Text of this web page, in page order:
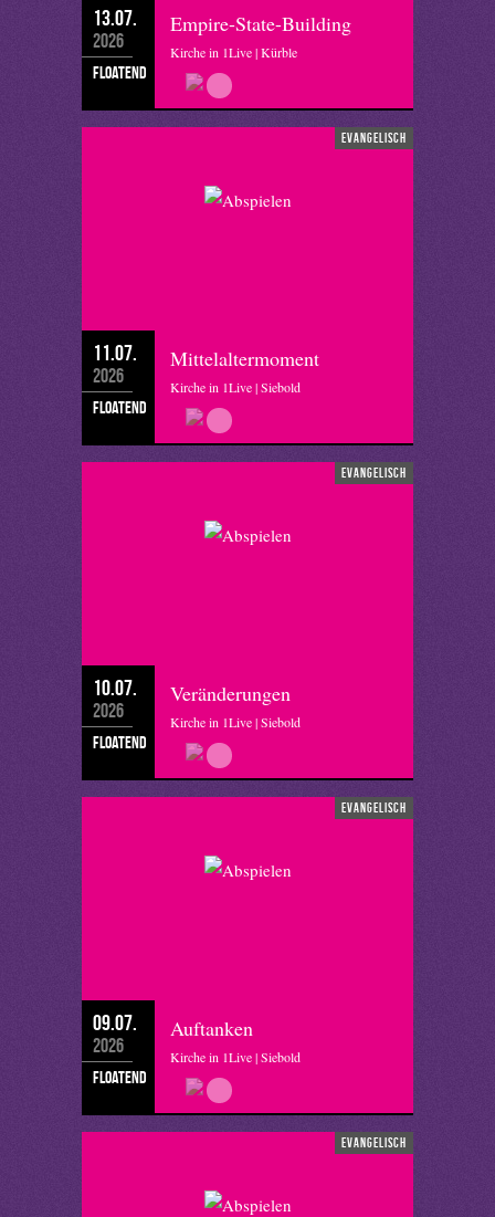
13.07.
2026
floatend
Empire-State-Building
Kirche in 1Live | Kürble
evangelisch
11.07.
2026
floatend
Mittelaltermoment
Kirche in 1Live | Siebold
evangelisch
10.07.
2026
floatend
Veränderungen
Kirche in 1Live | Siebold
evangelisch
09.07.
2026
floatend
Auftanken
Kirche in 1Live | Siebold
evangelisch